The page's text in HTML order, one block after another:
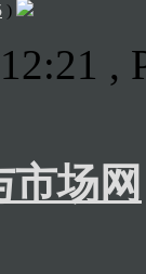
)
,
市场网